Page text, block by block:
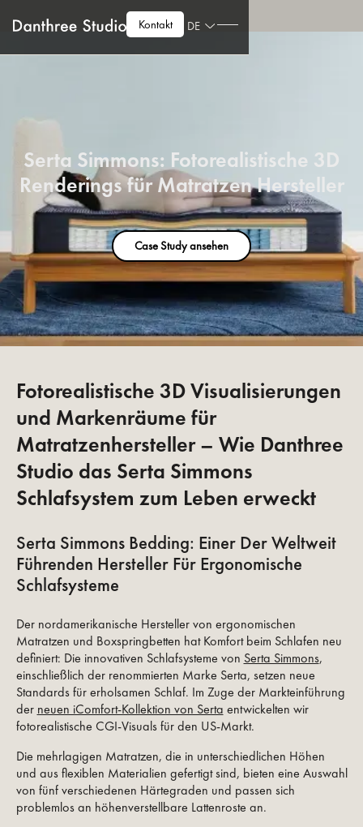
Kontakt DE
Serta Simmons: Fotorealistische 3D
Renderings für Matratzen Hersteller
Case Study ansehen
Fotorealistische 3D Visualisierungen
und Markenräume für
Matratzenhersteller – Wie Danthree
Studio das Serta Simmons
Schlafsystem zum Leben erweckt
Serta Simmons Bedding: Einer Der Weltweit
Führenden Hersteller Für Ergonomische
Schlafsysteme
Der nordamerikanische Hersteller von ergonomischen
Matratzen und Boxspringbetten hat Komfort beim Schlafen neu
definiert: Die innovativen Schlafsysteme von Serta Simmons,
einschließlich der renommierten Marke Serta, setzen neue
Standards für erholsamen Schlaf. Im Zuge der Markteinführung
der neuen iComfort-Kollektion von Serta entwickelten wir
fotorealistische CGI-Visuals für den US-Markt.
Die mehrlagigen Matratzen, die in unterschiedlichen Höhen
und aus flexiblen Materialien gefertigt sind, bieten eine Auswahl
von fünf verschiedenen Härtegraden und passen sich
problemlos an höhenverstellbare Lattenroste an.